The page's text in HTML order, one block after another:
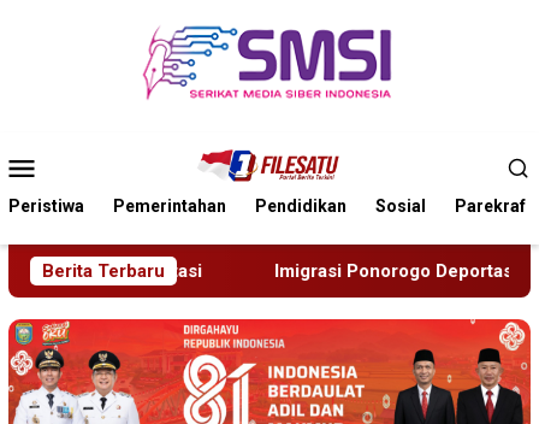
Mobile
Peristiwa Pemerintahan Pendidikan Sosial Parekraf
Berita Terbaru
Imigrasi Ponorogo Deportasi Satu WN Tiongkok